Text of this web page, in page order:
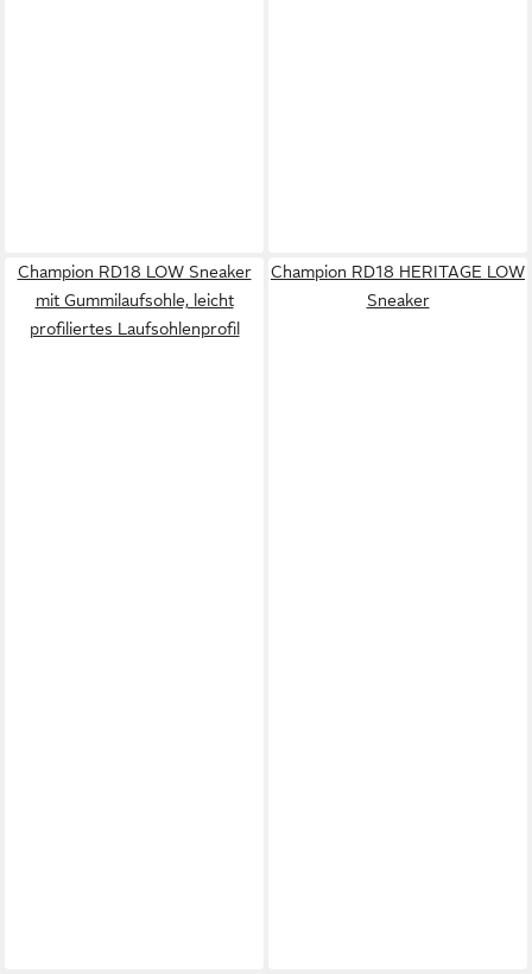
Champion RD18 LOW Sneaker
mit Gummilaufsohle, leicht
profiliertes Laufsohlenprofil
Champion RD18 HERITAGE LOW
Sneaker